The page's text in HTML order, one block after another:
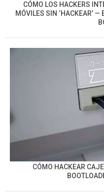
CÓMO LOS HACKERS
MÓVILES SIN ‘HACKEAR’ —
CÓMO HACKEAR